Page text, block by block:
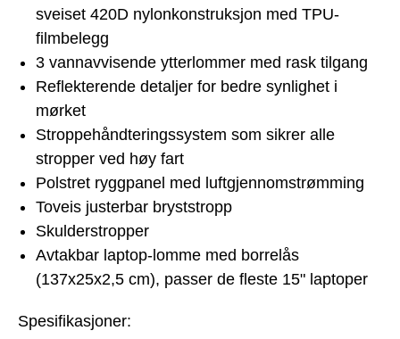
sveiset 420D nylonkonstruksjon med TPU-
filmbelegg
3 vannavvisende ytterlommer med rask tilgang
Reflekterende detaljer for bedre synlighet i
mørket
Stroppehåndteringssystem som sikrer alle
stropper ved høy fart
Polstret ryggpanel med luftgjennomstrømming
Toveis justerbar bryststropp
Skulderstropper
Avtakbar laptop-lomme med borrelås
(137x25x2,5 cm), passer de fleste 15" laptoper
Spesifikasjoner: